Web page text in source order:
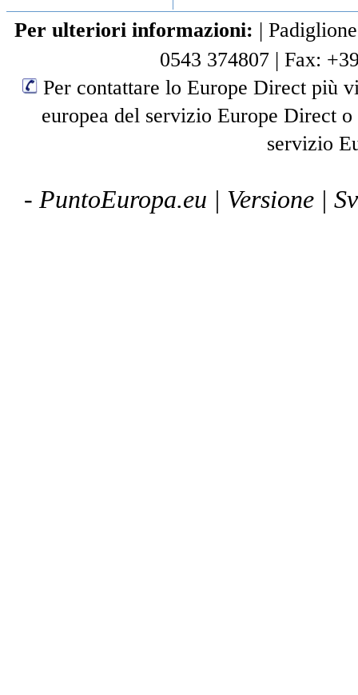
Per ulteriori informazioni: |
0543 374807 | Fax:
Per contattare lo Europe Direct più
europea del servizio Europe Direct
servizio
- PuntoEuropa.eu | Versione |